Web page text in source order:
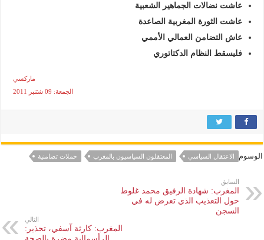
عاشت نضالات الجماهير الشعبية
عاشت الثورة المغربية الصاعدة
عاش التضامن العمالي الأممي
فليسقط النظام الدكتاتوري
ماركسي
الجمعة: 09 شتنبر 2011
الوسوم الاعتقال السياسي المعتقلون السياسيون بالمغرب حملات تضامنية
السابق
المغرب: شهادة الرفيق محمد غلوط
حول التعذيب الذي تعرض له في
السجن
التالي
المغرب: كارثة آسفي، تحذير: